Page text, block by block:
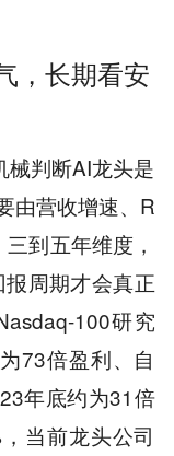
，长期看安
械判断AI龙头是
由营收增速、R
到五年维度，
周期才会真正
100研究
73倍盈利、自
年底约为31倍
当前龙头公司